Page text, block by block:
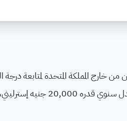
من خارج المملكة المتحدة لمتابعة
المنحة إعفاءً من رسوم الدراسة